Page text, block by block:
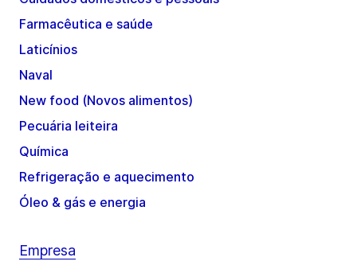
Farmacêutica e saúde
Laticínios
Naval
New food (Novos alimentos)
Pecuária leiteira
Química
Refrigeração e aquecimento
Óleo & gás e energia
Empresa